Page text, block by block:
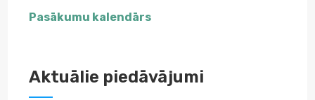
Pasākumu kalendārs
Aktuālie piedāvājumi